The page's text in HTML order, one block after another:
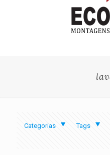
Categorias Tags